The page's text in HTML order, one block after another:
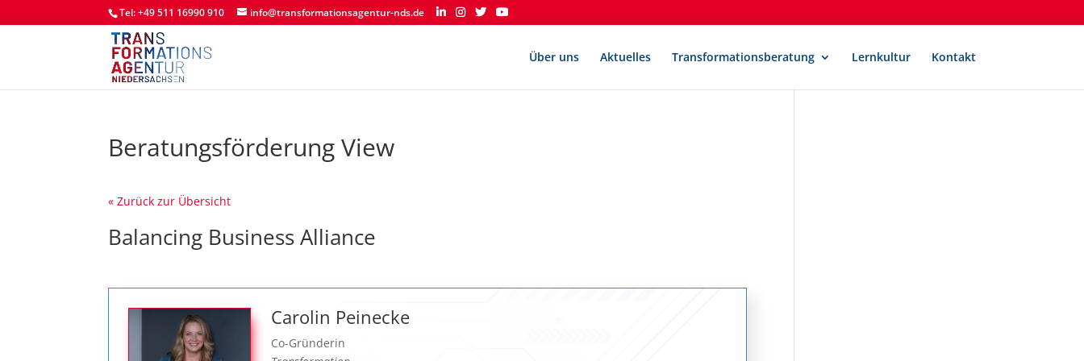
Tel: +49 511 16990 910 info@transformationsagentur-nds.de
Über uns Aktuelles Transformationsberatung Lernkultur Kontakt
Beratungsförderung View
« Zurück zur Übersicht
Balancing Business Alliance
Carolin Peinecke
Co-Gründerin